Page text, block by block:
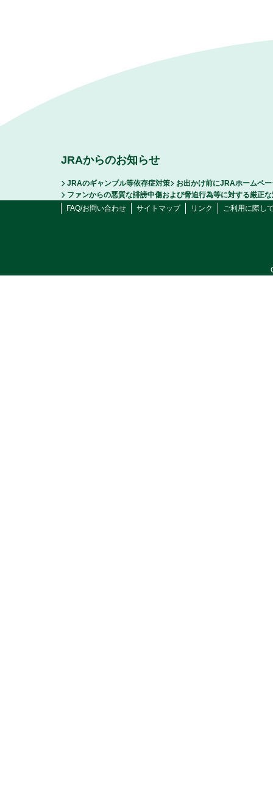
JRAからのお知らせ
JRAのギャンブル等依存症対策
お出かけ前にJRAホームペ
ファンからの悪質な誹謗中傷および脅迫行為等に対する厳正
FAQ/お問い合わせ
サイトマップ リンク ご利用に際し